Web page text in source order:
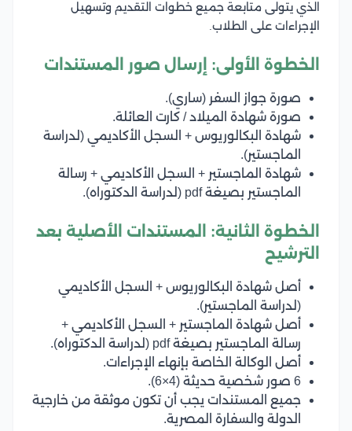
الذي يتولى متابعة جميع خطوات التقديم وتسهيل
الإجراءات على الطلاب.
الخطوة الأولى: إرسال صور المستندات
صورة جواز السفر (ساري).
صورة شهادة الميلاد / كارت العائلة.
شهادة البكالوريوس + السجل الأكاديمي (لدراسة
الماجستير).
شهادة الماجستير + السجل الأكاديمي + رسالة
الماجستير بصيغة pdf (لدراسة الدكتوراه).
الخطوة الثانية: المستندات الأصلية بعد
الترشيح
أصل شهادة البكالوريوس + السجل الأكاديمي
(لدراسة الماجستير).
أصل شهادة الماجستير + السجل الأكاديمي +
رسالة الماجستير بصيغة pdf (لدراسة الدكتوراه).
أصل الوكالة الخاصة بإنهاء الإجراءات.
6 صور شخصية حديثة (4×6).
جميع المستندات يجب أن تكون موثقة من خارجية
الدولة والسفارة المصرية.